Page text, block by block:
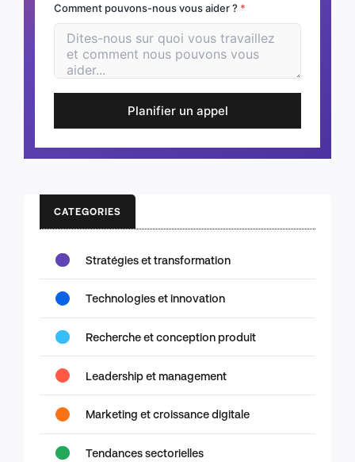
Comment pouvons-nous vous aider ? *
Planifier un appel
CATEGORIES
Stratégies et transformation
Technologies et innovation
Recherche et conception produit
Leadership et management
Marketing et croissance digitale
Tendances sectorielles